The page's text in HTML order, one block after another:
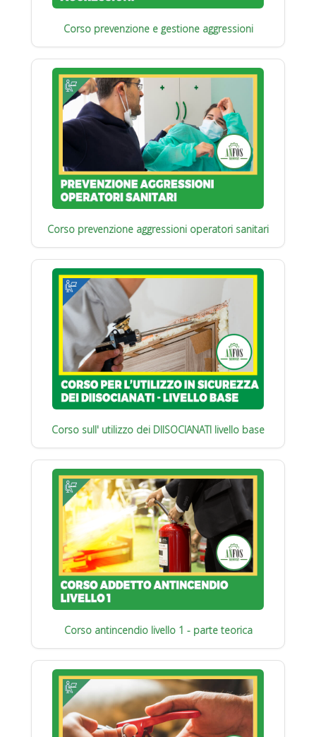
Corso prevenzione e gestione aggressioni
Corso prevenzione aggressioni operatori sanitari
Corso sull' utilizzo dei DIISOCIANATI livello base
Corso antincendio livello 1 - parte teorica